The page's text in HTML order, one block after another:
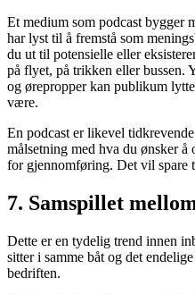
Et medium som podcast bygger
har lyst til å fremstå som
du ut til potensielle eller
på flyet, på trikken eller bussen.
og ørepropper kan publikum
være.
En podcast er likevel
målsetning med hva du ønsker å
for gjennomføring. Det vil spare
7. Samspillet
Dette er en tydelig trend innen
sitter i samme båt og det
bedriften.